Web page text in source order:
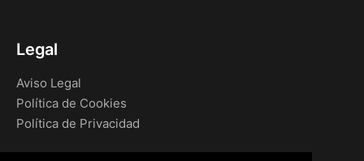
Legal
Aviso Legal
Política de Cookies
Política de Privacidad